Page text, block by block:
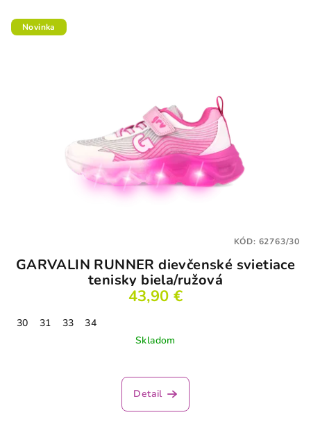
Novinka
GARVALIN RUNNER dievčenské svietiace
tenisky biela/ružová
43,90 €
30 31 33
34
Skladom
Detail
KÓD: 62763/30